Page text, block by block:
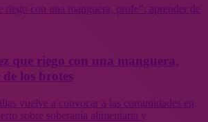
riego con una manguera, profe”: aprender de
que riego con una manguera,
los brotes
vuelve a convocar a las comunidades en
sobre soberanía alimentaria y